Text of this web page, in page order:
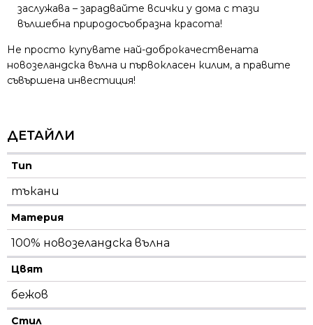
заслужава – зарадвайте всички у дома с тази
вълшебна природосъобразна красота!
Не просто купувате най-доброкачествената
новозеландска вълна и първокласен килим, а правите
съвършена инвестиция!
ДЕТАЙЛИ
Тип
тъкани
Материя
100% новозеландска вълна
Цвят
бежов
Стил